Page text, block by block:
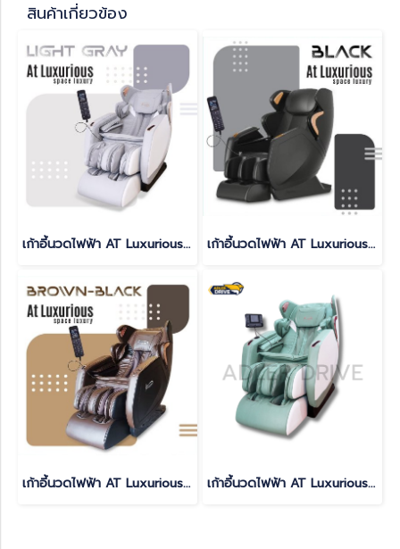
สินค้าเกี่ยวข้อง
เก้าอี้นวดไฟฟ้า AT Luxurious สี LIGHT GRAY เก้าอี้นวดไฟฟ้า AT Luxurious สี BLACK
เก้าอี้นวดไฟฟ้า AT Luxurious สี BROWN BLACK เก้าอี้นวดไฟฟ้า AT Luxurious สี GREEN